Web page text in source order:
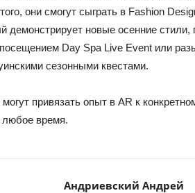
они смогут сыграть в Fashion
демонстрирует новые осенние стили,
Day Spa Live Event или
сезонными квестами.
могут привязать опыт в AR к
любое время.
Андриевский Андрей